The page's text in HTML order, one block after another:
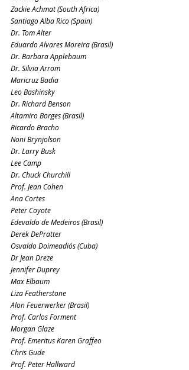
Zackie Achmat (South Africa)
Santiago Alba Rico (Spain)
Dr. Tom Alter
Eduardo Alvares Moreira (Brasil)
Dr. Barbara Applebaum
Dr. Silvia Arrom
Maricruz Badia
Leo Bashinsky
Dr. Richard Benson
Altamiro Borges (Brasil)
Ricardo Bracho
Noni Brynjolson
Dr. Larry Busk
Lee Camp
Dr. Chuck Churchill
Prof. Jean Cohen
Ana Cortes
Peter Coyote
Edevaldo de Medeiros (Brasil)
Derek DePratter
Osvaldo Doimeadiós (Cuba)
Dr Jean Dreze
Jennifer Duprey
Max Elbaum
Liza Featherstone
Alon Feuerwerker (Brasil)
Prof. Carlos Forment
Morgan Glaze
Prof. Emeritus Karen Graffeo
Chris Gude
Prof. Peter Hallward